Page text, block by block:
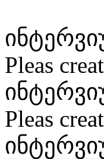
Pleas
Pleas